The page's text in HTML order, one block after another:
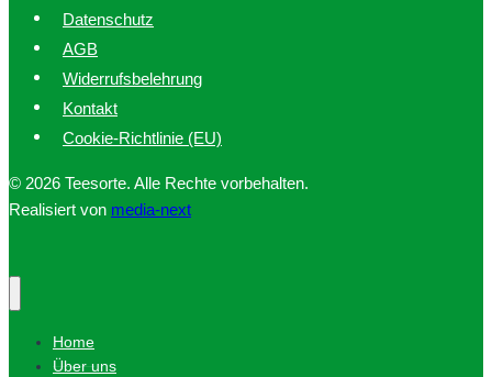
Datenschutz
AGB
Widerrufsbelehrung
Kontakt
Cookie-Richtlinie (EU)
© 2026 Teesorte. Alle Rechte vorbehalten.
Realisiert von media-next
Home
Über uns